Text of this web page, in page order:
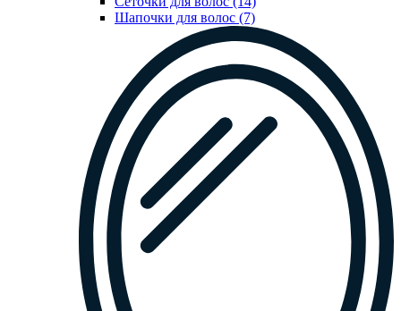
Шапочки для волос (7)